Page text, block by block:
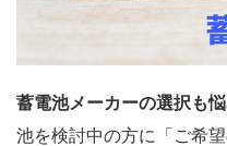
蓄電池メーカーの選択も
池を検討中の方に「ご希